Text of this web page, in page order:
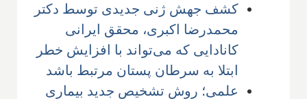
کشف جهش ژنی جدیدی توسط دکتر
محمدرضا اکبری، محقق ایرانی
کانادایی که می‌تواند با افزایش خطر
ابتلا به سرطان پستان مرتبط باشد
علمی؛ روش تشخیص جدید بیماری